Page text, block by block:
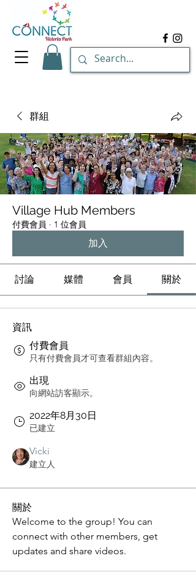
群組
Village Hub Members
付費會員 · 1 位會員
加入
討論 媒體 會員 關於
資訊
付費會員
只有付費會員才可查看群組內容。
出現
向網站訪客顯示。
2022年8月30日
已建立
Vicki
建立人
關於
Welcome to the group! You can
connect with other members, get
updates and share videos.